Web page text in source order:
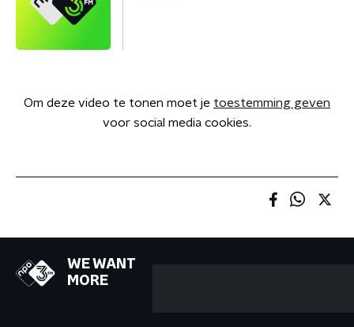
Om deze video te tonen moet je toestemming geven
voor social media cookies.
WE WANT
MORE